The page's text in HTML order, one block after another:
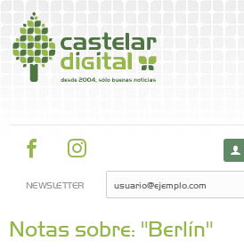
NEWSLETTER
Notas sobre: "Berlín"